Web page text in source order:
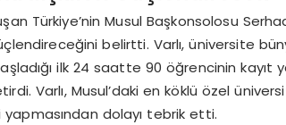
Türkiye’nin Musul Başkonsolosu
belirtti. Varlı, üniversite
ilk 24 saatte 90 öğrencinin kayıt
Varlı, Musul’daki en köklü özel
dolayı tebrik etti.